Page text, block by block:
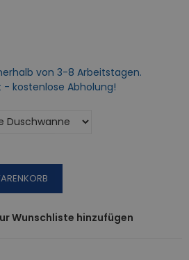
von 3-8 Arbeitstagen.
kostenlose Abholung!
Wunschliste hinzufügen